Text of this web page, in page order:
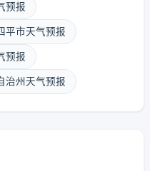
预报
平市天气预报
预报
治州天气预报